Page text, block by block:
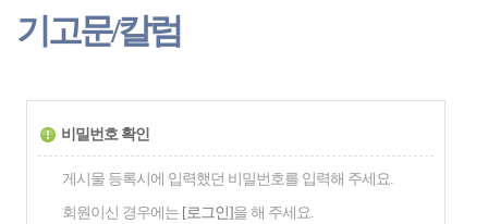
기고문/칼럼
비밀번호 확인
게시물 등록시에 입력했던 비밀번호를 입력해 주세요.
회원이신 경우에는 [로그인]을 해 주세요.